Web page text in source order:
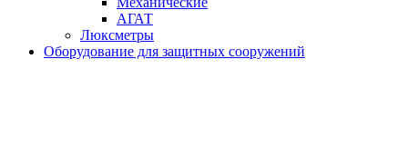
АГАТ
Люксметры
Оборудование для защитных сооружений